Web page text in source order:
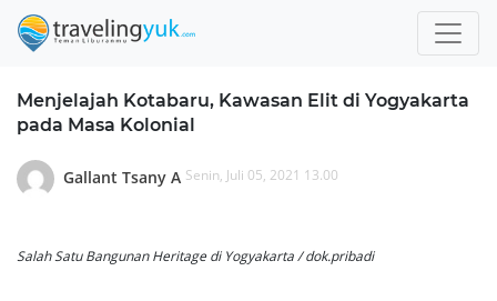
Menjelajah Kotabaru, Kawasan Elit di Yogyakarta
pada Masa Kolonial
Gallant Tsany A Senin, Juli 05, 2021 13.00
Salah Satu Bangunan Heritage di Yogyakarta / dok.pribadi